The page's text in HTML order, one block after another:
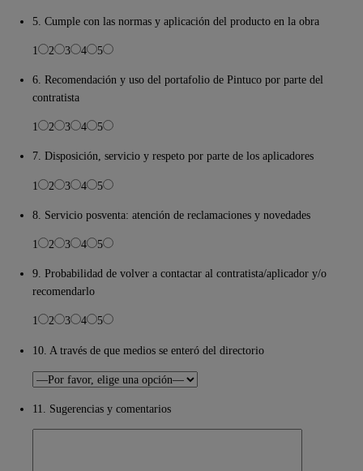
5. Cumple con las normas y aplicación del producto en la obra
1 2 3 4 5
6. Recomendación y uso del portafolio de Pintuco por parte del
contratista
1 2 3 4 5
7. Disposición, servicio y respeto por parte de los aplicadores
1 2 3 4 5
8. Servicio posventa: atención de reclamaciones y novedades
1 2 3 4 5
9. Probabilidad de volver a contactar al contratista/aplicador y/o
recomendarlo
1 2 3 4 5
10. A través de que medios se enteró del directorio
11. Sugerencias y comentarios